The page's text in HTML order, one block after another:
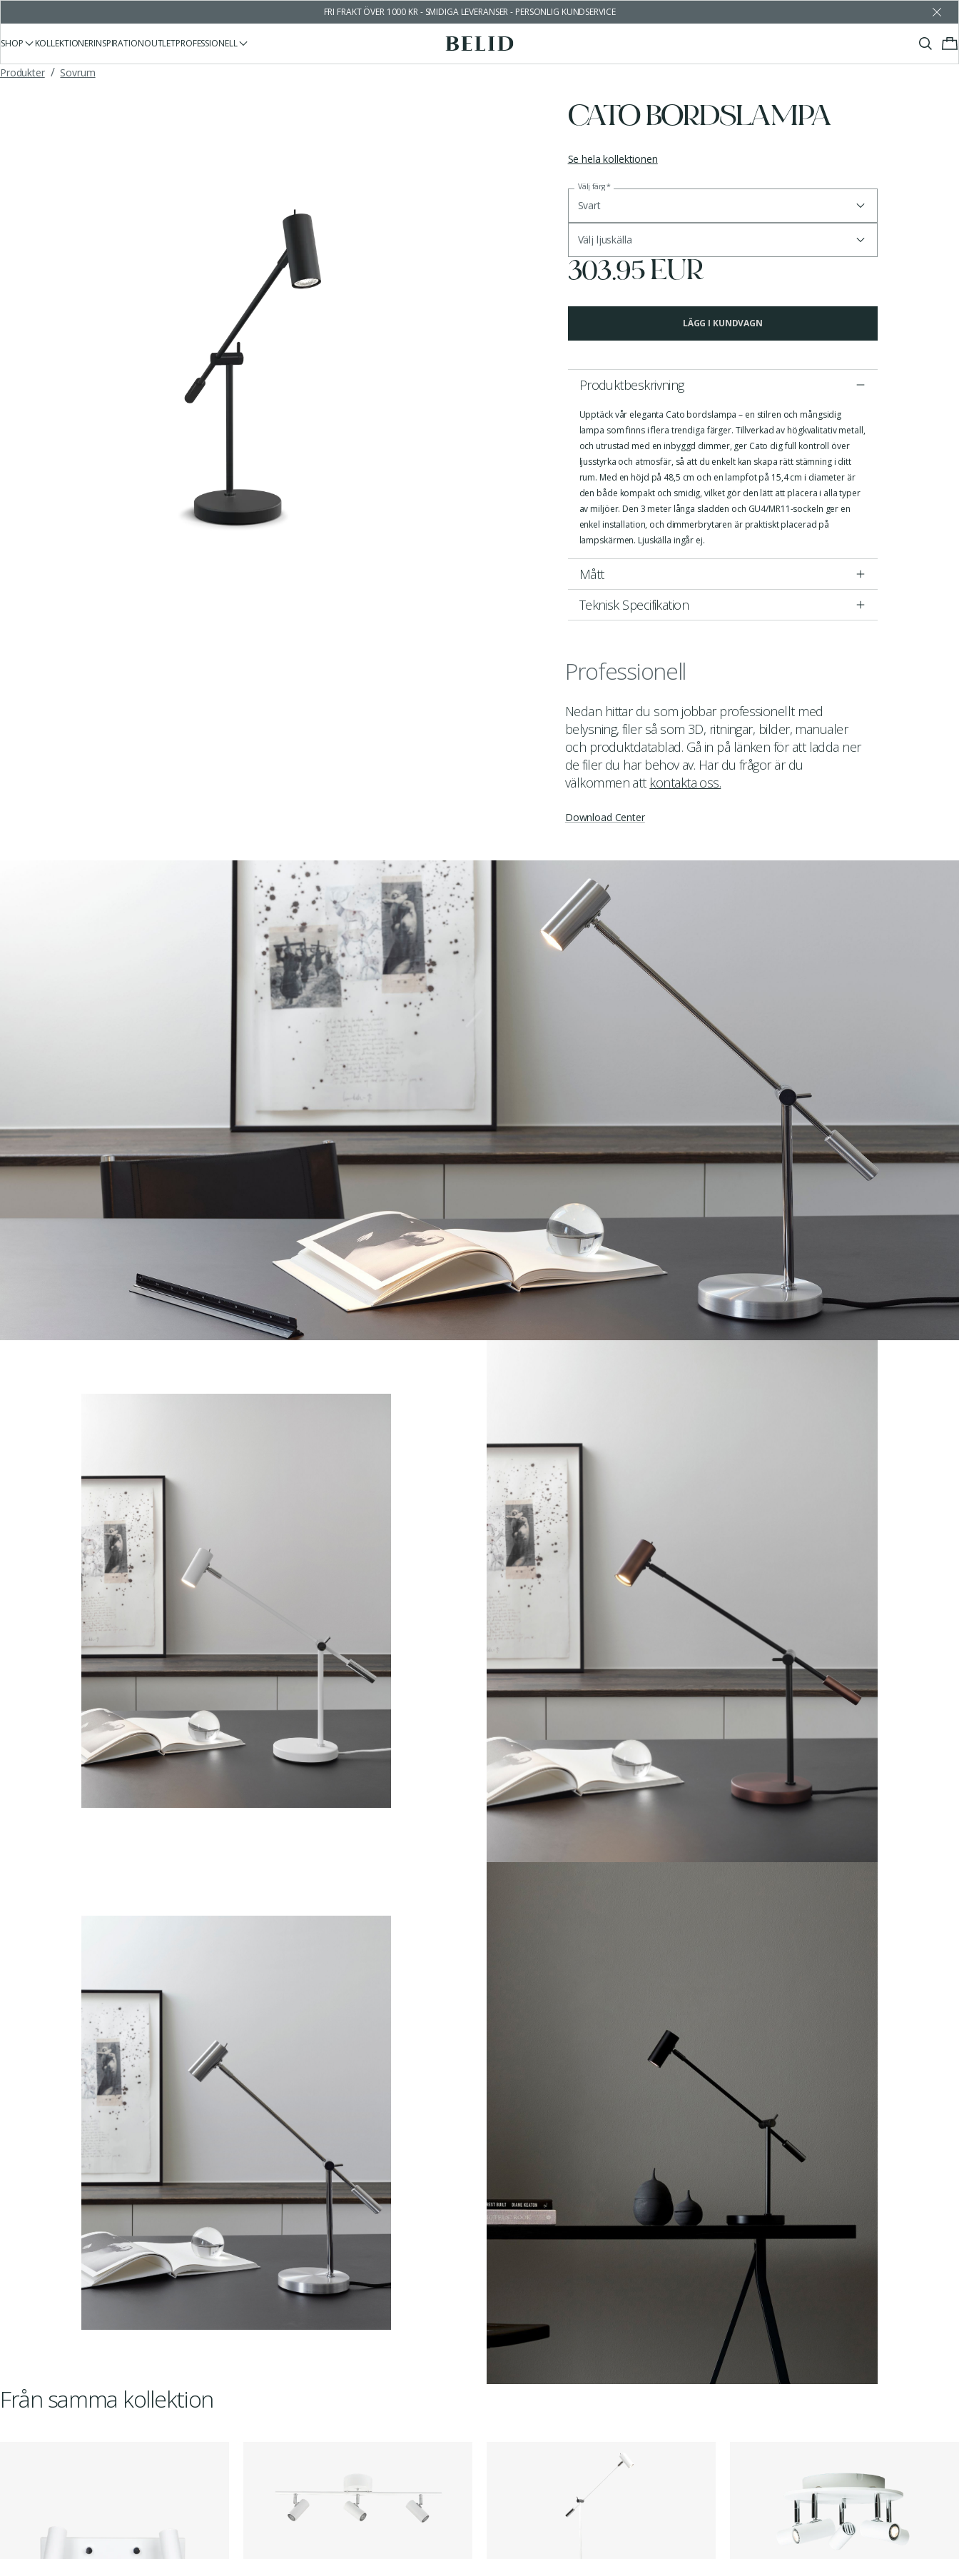
FRI FRAKT ÖVER 1000 KR - SMIDIGA LEVERANSER - PERSONLIG KUNDSERVICE
SHOP KOLLEKTIONERINSPIRATIONOUTLETPROFESSIONELL
Produkter / Sovrum
CATO BORDSLAMPA
Se hela kollektionen
Välj färg*
Svart
Välj ljuskälla
303.95 EUR
LÄGG I KUNDVAGN
Produktbeskrivning
Upptäck vår eleganta Cato bordslampa – en stilren och mångsidig
lampa som finns i flera trendiga färger. Tillverkad av högkvalitativ metall,
och utrustad med en inbyggd dimmer, ger Cato dig full kontroll över
ljusstyrka och atmosfär, så att du enkelt kan skapa rätt stämning i ditt
rum. Med en höjd på 48,5 cm och en lampfot på 15,4 cm i diameter är
den både kompakt och smidig, vilket gör den lätt att placera i alla typer
av miljöer. Den 3 meter långa sladden och GU4/MR11-sockeln ger en
enkel installation, och dimmerbrytaren är praktiskt placerad på
lampskärmen. Ljuskälla ingår ej.
Mått
Teknisk Specifikation
Professionell
Nedan hittar du som jobbar professionellt med
belysning, filer så som 3D, ritningar, bilder, manualer
och produktdatablad. Gå in på länken för att ladda ner
de filer du har behov av. Har du frågor är du
välkommen att kontakta oss.
Download Center
Från samma kollektion